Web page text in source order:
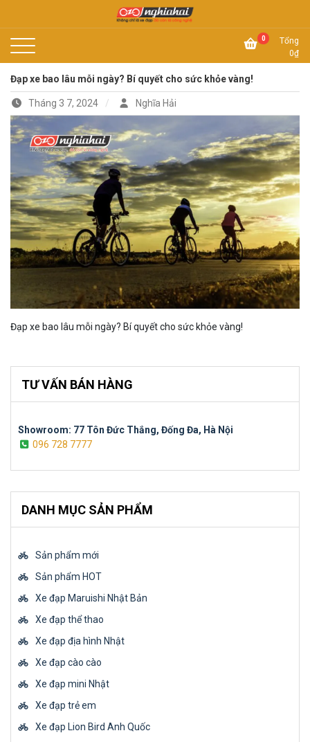
Xe đạp Nhật Nghĩa Hải 0
Tổng
0₫
Đạp xe bao lâu mỗi ngày? Bí quyết cho sức khỏe vàng!
Tháng 3 7, 2024 Nghĩa Hải
Đạp xe bao lâu mỗi ngày? Bí quyết cho sức khỏe vàng!
TƯ VẤN BÁN HÀNG
Showroom: 77 Tôn Đức Thắng, Đống Đa, Hà Nội
096 728 7777
DANH MỤC SẢN PHẨM
Sản phẩm mới
Sản phẩm HOT
Xe đạp Maruishi Nhật Bản
Xe đạp thể thao
Xe đạp địa hình Nhật
Xe đạp cào cào
Xe đạp mini Nhật
Xe đạp trẻ em
Xe đạp Lion Bird Anh Quốc